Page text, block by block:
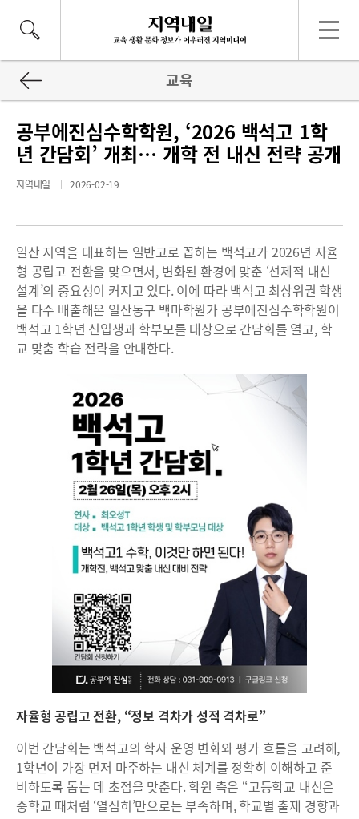
교육
공부에진심수학학원, ‘2026 백석고 1학
년 간담회’ 개최… 개학 전 내신 전략 공개
지역내일 2026-02-19
일산 지역을 대표하는 일반고로 꼽히는 백석고가 2026년 자율
형 공립고 전환을 맞으면서, 변화된 환경에 맞춘 ‘선제적 내신
설계’의 중요성이 커지고 있다. 이에 따라 백석고 최상위권 학생
을 다수 배출해온 일산동구 백마학원가 공부에진심수학학원이
백석고 1학년 신입생과 학부모를 대상으로 간담회를 열고, 학
교 맞춤 학습 전략을 안내한다.
자율형 공립고 전환, “정보 격차가 성적 격차로”
이번 간담회는 백석고의 학사 운영 변화와 평가 흐름을 고려해,
1학년이 가장 먼저 마주하는 내신 체계를 정확히 이해하고 준
비하도록 돕는 데 초점을 맞춘다. 학원 측은 “고등학교 내신은
중학교 때처럼 ‘열심히’만으로는 부족하며, 학교별 출제 경향과